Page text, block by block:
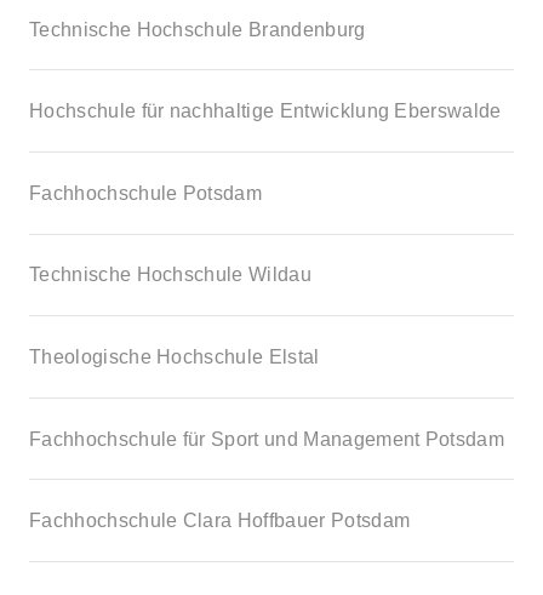
Technische Hochschule Brandenburg
Hochschule für nachhaltige Entwicklung Eberswalde
Fachhochschule Potsdam
Technische Hochschule Wildau
Theologische Hochschule Elstal
Fachhochschule für Sport und Management Potsdam
Fachhochschule Clara Hoffbauer Potsdam